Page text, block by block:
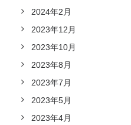
2024年2月
2023年12月
2023年10月
2023年8月
2023年7月
2023年5月
2023年4月